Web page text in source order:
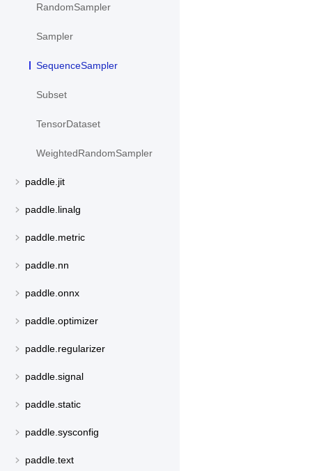
RandomSampler
Sampler
SequenceSampler
Subset
TensorDataset
WeightedRandomSampler
paddle.jit
paddle.linalg
paddle.metric
paddle.nn
paddle.onnx
paddle.optimizer
paddle.regularizer
paddle.signal
paddle.static
paddle.sysconfig
paddle.text